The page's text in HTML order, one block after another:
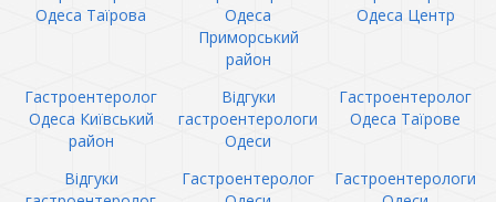
Одеса Таїрова
Одеса
Приморський
район
Одеса Центр
Гастроентеролог
Одеса Київський
район
Відгуки
гастроентерологи
Одеси
Гастроентеролог
Одеса Таїрове
Відгуки
Гастроентеролог
Гастроентерологи